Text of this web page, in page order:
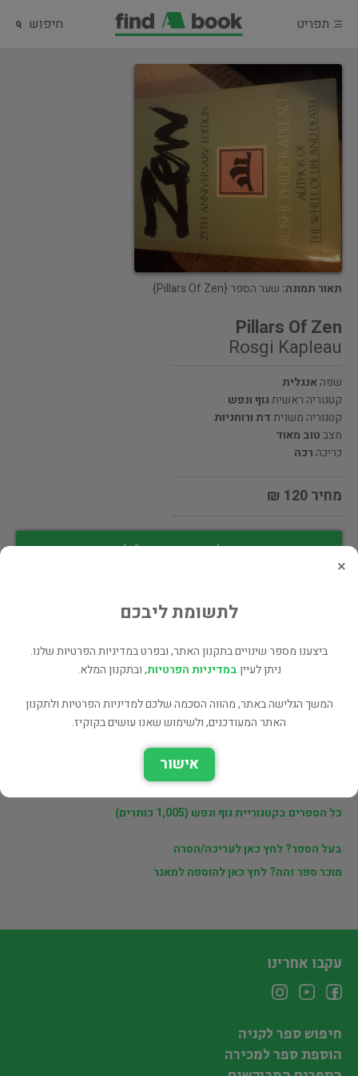
תפריט חיפוש
תאור תמונה: שער הספר {Pillars Of Zen}
Pillars Of Zen
Rosgi Kapleau
שפהאנגלית
קטגוריה ראשיתגוף ונפש
קטגוריה משניתדת ורוחניות
מצבטוב מאוד
כריכה רכה
מחיר 120 ₪
מעוניינים לרכוש את הספר? לחצו כאן
פרטי המוכר
דוד פורת
כל הספרים בקטגוריית גוף ונפש (1,005 כותרים)
בעל הספר? לחץ כאן לעריכה/הסרה
מוכר ספר זהה? לחץ כאן להוספה למאגר
×
לתשומת ליבכם
ביצענו מספר שינויים בתקנון האתר, ובפרט במדיניות הפרטיות שלנו.
ניתן לעייןבמדיניות הפרטיות, ובתקנון המלא.
המשך הגלישה באתר, מהווה הסכמה שלכם למדיניות הפרטיות ולתקנון
האתר המעודכנים, ולשימוש שאנו עושים בקוקיז.
אישור
עקבו אחרינו
חיפוש ספר לקניה
הוספת ספר למכירה